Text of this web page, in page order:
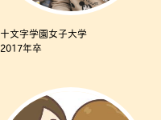
十文字学園女子大学
2017年卒